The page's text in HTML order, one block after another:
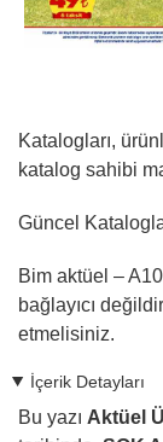
Katalogları,
katalog sahibi
Güncel
Bim aktüel –
bağlayıcı değildir
etmelisiniz.
İçerik Detayları
Bu yazı Aktüel